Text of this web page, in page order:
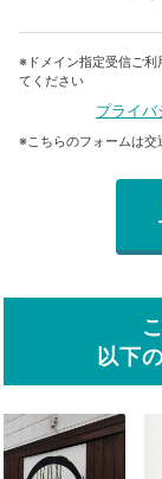
※ドメイン指定受信ご
てください
プライバ
※こちらのフォームは交
以下